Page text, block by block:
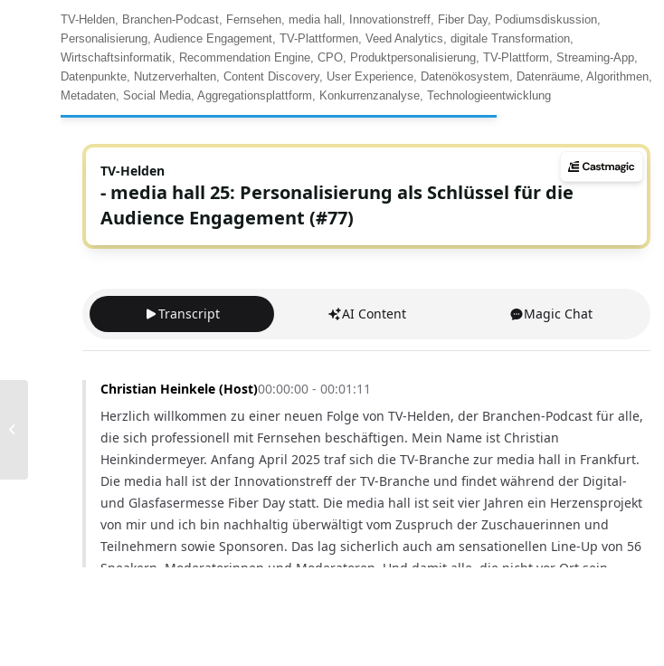
TV-Helden, Branchen-Podcast, Fernsehen, media hall, Innovationstreff, Fiber Day, Podiumsdiskussion,
Personalisierung, Audience Engagement, TV-Plattformen, Veed Analytics, digitale Transformation,
Wirtschaftsinformatik, Recommendation Engine, CPO, Produktpersonalisierung, TV-Plattform, Streaming-App,
Datenpunkte, Nutzerverhalten, Content Discovery, User Experience, Datenökosystem, Datenräume, Algorithmen,
Metadaten, Social Media, Aggregationsplattform, Konkurrenzanalyse, Technologieentwicklung
TV-Helden NEWS, der
Newsletter für die TV-